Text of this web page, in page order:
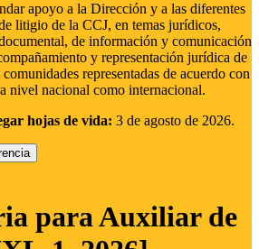
apoyo a la Dirección y a las diferentes
litigio de la CCJ, en temas jurídicos,
de información y comunicación
y representación jurídica de
representadas de acuerdo con
nivel nacional como internacional.
hojas de vida: 3 de agosto de 2026.
para Auxiliar de